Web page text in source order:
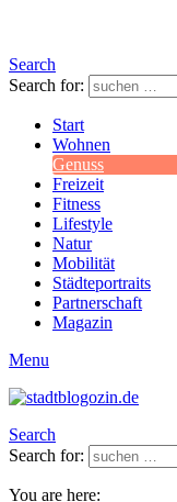
Search
Search for:
Start
Wohnen
Genuss
Freizeit
Fitness
Lifestyle
Natur
Mobilität
Städteportraits
Partnerschaft
Magazin
Menu
Search
Search for:
You are here: